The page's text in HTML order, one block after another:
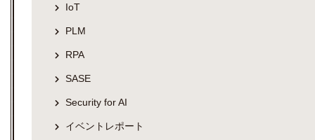
IoT
PLM
RPA
SASE
Security for AI
イベントレポート